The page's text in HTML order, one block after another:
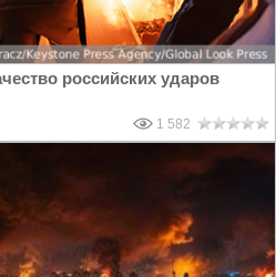
российских ударов
1 582